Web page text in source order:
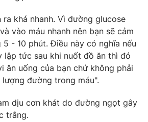
lai
ra khá nhanh. Vì đường glucose
vào máu nhanh nên bạn sẽ cảm
- 10 phút. Điều này có nghĩa nếu
lập tức sau khi nuốt đồ ăn thì đó
ăn uống của bạn chứ không phải
đường trong máu".
dịu cơn khát do đường ngọt gây
trắng.